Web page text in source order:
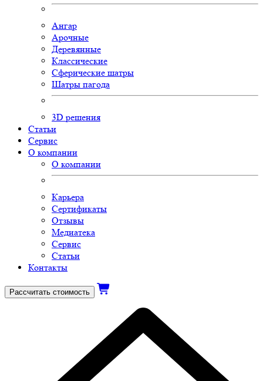
Ангар
Арочные
Деревянные
Классические
Сферические шатры
Шатры пагода
3D решения
Статьи
Сервис
О компании
О компании
Карьера
Сертификаты
Отзывы
Медиатека
Сервис
Статьи
Контакты
Рассчитать стоимость